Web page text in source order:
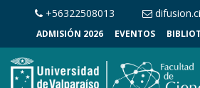
+56322508013
ADMISIÓN 2026 EVENTOS